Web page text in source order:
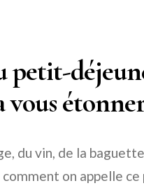
petit-
vous
du vin, de la
on appelle